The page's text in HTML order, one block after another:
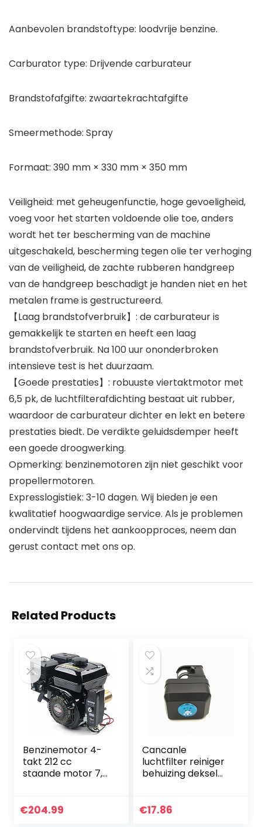
Aanbevolen brandstoftype: loodvrije benzine.
Carburator type: Drijvende carburateur
Brandstofafgifte: zwaartekrachtafgifte
Smeermethode: Spray
Formaat: 390 mm × 330 mm × 350 mm
Veiligheid: met geheugenfunctie, hoge gevoeligheid,
voeg voor het starten voldoende olie toe, anders
wordt het ter bescherming van de machine
uitgeschakeld, bescherming tegen olie ter verhoging
van de veiligheid, de zachte rubberen handgreep
van de handgreep beschadigt je handen niet en het
metalen frame is gestructureerd.
【Laag brandstofverbruik】: de carburateur is
gemakkelijk te starten en heeft een laag
brandstofverbruik. Na 100 uur ononderbroken
intensieve test is het duurzaam.
【Goede prestaties】: robuuste viertaktmotor met
6,5 pk, de luchtfilterafdichting bestaat uit rubber,
waardoor de carburateur dichter en lekt en betere
prestaties biedt. De verdikte geluidsdemper heeft
een goede droogwerking.
Opmerking: benzinemotoren zijn niet geschikt voor
propellermotoren.
Expresslogistiek: 3-10 dagen. Wij bieden je een
kwalitatief hoogwaardige service. Als je problemen
ondervindt tijdens het aankoopproces, neem dan
gerust contact met ons op.
Related Products
Benzinemotor 4-
takt 212 cc
staande motor 7,5
met elektrostart
€204.99
Cancanle
luchtfilter reiniger
behuizing deksel
196cc 163cc 5,5HP
€17.86